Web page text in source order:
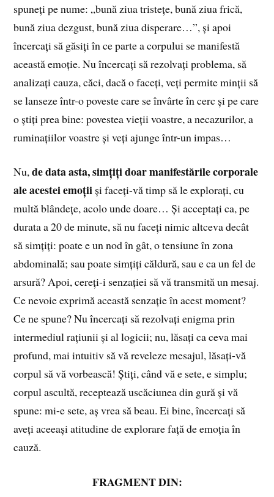
spuneți pe nume: „bună ziua tristețe, bună ziua frică,
bună ziua dezgust, bună ziua disperare…”, și apoi
încercați să găsiți în ce parte a corpului se manifestă
această emoție. Nu încercați să rezolvați problema, să
analizați cauza, căci, dacă o faceți, veți permite minții să
se lanseze într-o poveste care se învârte în cerc și pe care
o știți prea bine: povestea vieții voastre, a necazurilor, a
ruminațiilor voastre și veți ajunge într-un impas…
Nu,de data asta, simțiți doar manifestările corporale
ale acestei emoții și faceți-vă timp să le explorați, cu
multă blândețe, acolo unde doare… Și acceptați ca, pe
durata a 20 de minute, să nu faceți nimic altceva decât
să simțiți: poate e un nod în gât, o tensiune în zona
abdominală; sau poate simțiți căldură, sau e ca un fel de
arsură? Apoi, cereți-i senzației să vă transmită un mesaj.
Ce nevoie exprimă această senzație în acest moment?
Ce ne spune? Nu încercați să rezolvați enigma prin
intermediul rațiunii și al logicii; nu, lăsați ca ceva mai
profund, mai intuitiv să vă reveleze mesajul, lăsați-vă
corpul să vă vorbească! Știți, când vă e sete, e simplu;
corpul ascultă, receptează uscăciunea din gură și vă
spune: mi-e sete, aș vrea să beau. Ei bine, încercați să
aveți aceeași atitudine de explorare față de emoția în
cauză.
FRAGMENT DIN: